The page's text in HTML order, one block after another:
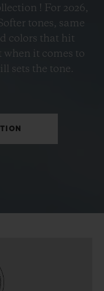
! For 2026,
tones, same
colors that hit
it comes to
sets the tone.